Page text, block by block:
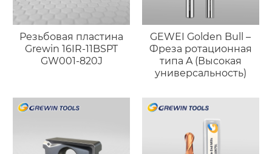
Резьбовая пластина
Grewin 16IR-11BSPT
GW001-820J
GEWEI Golden Bull –
Фреза ротационная
типа A (Высокая
универсальность)